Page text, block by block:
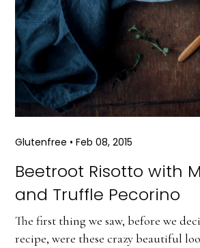
Glutenfree • Feb 08, 2015
Beetroot Risotto with
and Truffle Pecorino
The first thing we saw, before we
recipe, were these crazy beautiful